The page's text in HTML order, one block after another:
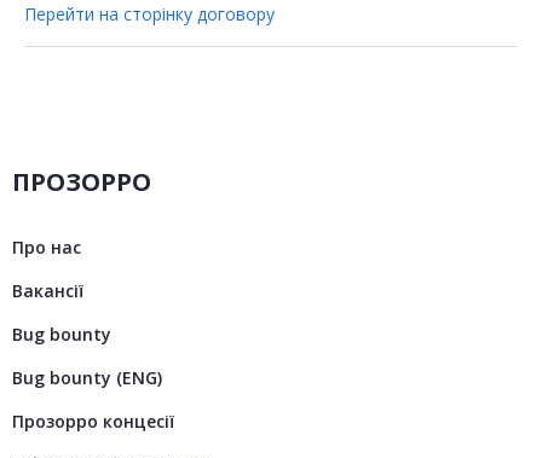
Перейти на сторінку договору
ПРОЗОРРО
Про нас
Вакансії
Bug bounty
Bug bounty (ENG)
Прозорро концесії